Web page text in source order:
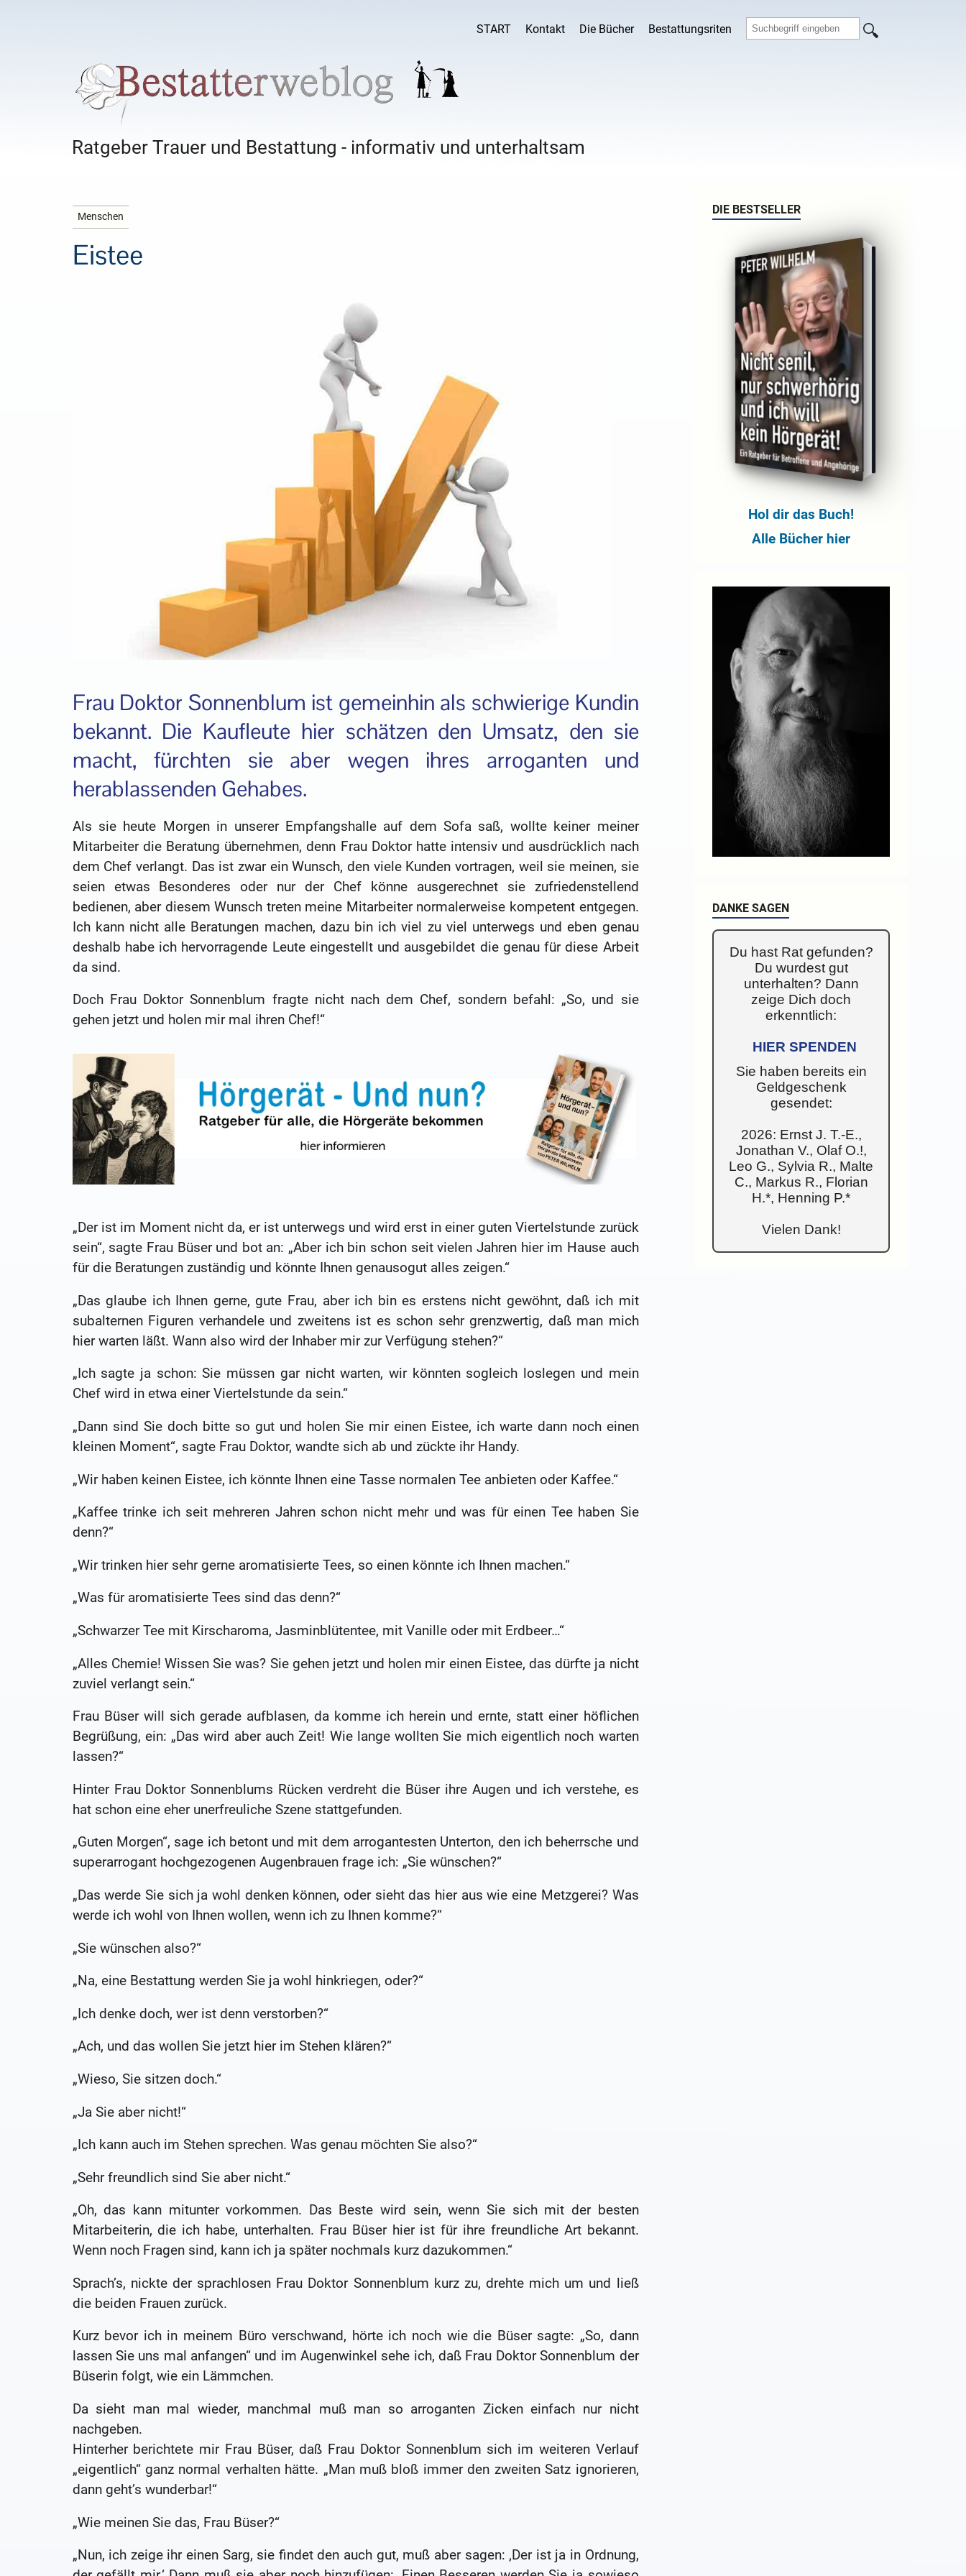
START Kontakt Die Bücher Bestattungsriten
Ratgeber Trauer und Bestattung - informativ und unterhaltsam
Menschen
Eistee
Frau Doktor Sonnenblum ist gemeinhin als schwierige Kundin
bekannt. Die Kaufleute hier schätzen den Umsatz, den sie
macht, fürchten sie aber wegen ihres arroganten und
herablassenden Gehabes.
Als sie heute Morgen in unserer Empfangshalle auf dem Sofa saß, wollte keiner meiner
Mitarbeiter die Beratung übernehmen, denn Frau Doktor hatte intensiv und ausdrücklich nach
dem Chef verlangt. Das ist zwar ein Wunsch, den viele Kunden vortragen, weil sie meinen, sie
seien etwas Besonderes oder nur der Chef könne ausgerechnet sie zufriedenstellend
bedienen, aber diesem Wunsch treten meine Mitarbeiter normalerweise kompetent entgegen.
Ich kann nicht alle Beratungen machen, dazu bin ich viel zu viel unterwegs und eben genau
deshalb habe ich hervorragende Leute eingestellt und ausgebildet die genau für diese Arbeit
da sind.
Doch Frau Doktor Sonnenblum fragte nicht nach dem Chef, sondern befahl: „So, und sie
gehen jetzt und holen mir mal ihren Chef!“
„Der ist im Moment nicht da, er ist unterwegs und wird erst in einer guten Viertelstunde zurück
sein“, sagte Frau Büser und bot an: „Aber ich bin schon seit vielen Jahren hier im Hause auch
für die Beratungen zuständig und könnte Ihnen genausogut alles zeigen.“
„Das glaube ich Ihnen gerne, gute Frau, aber ich bin es erstens nicht gewöhnt, daß ich mit
subalternen Figuren verhandele und zweitens ist es schon sehr grenzwertig, daß man mich
hier warten läßt. Wann also wird der Inhaber mir zur Verfügung stehen?“
„Ich sagte ja schon: Sie müssen gar nicht warten, wir könnten sogleich loslegen und mein
Chef wird in etwa einer Viertelstunde da sein.“
„Dann sind Sie doch bitte so gut und holen Sie mir einen Eistee, ich warte dann noch einen
kleinen Moment“, sagte Frau Doktor, wandte sich ab und zückte ihr Handy.
„Wir haben keinen Eistee, ich könnte Ihnen eine Tasse normalen Tee anbieten oder Kaffee.“
„Kaffee trinke ich seit mehreren Jahren schon nicht mehr und was für einen Tee haben Sie
denn?“
„Wir trinken hier sehr gerne aromatisierte Tees, so einen könnte ich Ihnen machen.“
„Was für aromatisierte Tees sind das denn?“
„Schwarzer Tee mit Kirscharoma, Jasminblütentee, mit Vanille oder mit Erdbeer…“
„Alles Chemie! Wissen Sie was? Sie gehen jetzt und holen mir einen Eistee, das dürfte ja nicht
zuviel verlangt sein.“
Frau Büser will sich gerade aufblasen, da komme ich herein und ernte, statt einer höflichen
Begrüßung, ein: „Das wird aber auch Zeit! Wie lange wollten Sie mich eigentlich noch warten
lassen?“
Hinter Frau Doktor Sonnenblums Rücken verdreht die Büser ihre Augen und ich verstehe, es
hat schon eine eher unerfreuliche Szene stattgefunden.
„Guten Morgen“, sage ich betont und mit dem arrogantesten Unterton, den ich beherrsche und
superarrogant hochgezogenen Augenbrauen frage ich: „Sie wünschen?“
„Das werde Sie sich ja wohl denken können, oder sieht das hier aus wie eine Metzgerei? Was
werde ich wohl von Ihnen wollen, wenn ich zu Ihnen komme?“
„Sie wünschen also?“
„Na, eine Bestattung werden Sie ja wohl hinkriegen, oder?“
„Ich denke doch, wer ist denn verstorben?“
„Ach, und das wollen Sie jetzt hier im Stehen klären?“
„Wieso, Sie sitzen doch.“
„Ja Sie aber nicht!“
„Ich kann auch im Stehen sprechen. Was genau möchten Sie also?“
„Sehr freundlich sind Sie aber nicht.“
„Oh, das kann mitunter vorkommen. Das Beste wird sein, wenn Sie sich mit der besten
Mitarbeiterin, die ich habe, unterhalten. Frau Büser hier ist für ihre freundliche Art bekannt.
Wenn noch Fragen sind, kann ich ja später nochmals kurz dazukommen.“
Sprach’s, nickte der sprachlosen Frau Doktor Sonnenblum kurz zu, drehte mich um und ließ
die beiden Frauen zurück.
Kurz bevor ich in meinem Büro verschwand, hörte ich noch wie die Büser sagte: „So, dann
lassen Sie uns mal anfangen“ und im Augenwinkel sehe ich, daß Frau Doktor Sonnenblum der
Büserin folgt, wie ein Lämmchen.
Da sieht man mal wieder, manchmal muß man so arroganten Zicken einfach nur nicht
nachgeben.
Hinterher berichtete mir Frau Büser, daß Frau Doktor Sonnenblum sich im weiteren Verlauf
„eigentlich“ ganz normal verhalten hätte. „Man muß bloß immer den zweiten Satz ignorieren,
dann geht’s wunderbar!“
„Wie meinen Sie das, Frau Büser?“
„Nun, ich zeige ihr einen Sarg, sie findet den auch gut, muß aber sagen: ‚Der ist ja in Ordnung,
DIE BESTSELLER
Hol dir das Buch!
Alle Bücher hier
DANKE SAGEN
Du hast Rat gefunden?
Du wurdest gut
unterhalten? Dann
zeige Dich doch
erkenntlich:
HIER SPENDEN
Sie haben bereits ein
Geldgeschenk
gesendet:
2026: Ernst J. T.-E.,
Jonathan V., Olaf O.!,
Leo G., Sylvia R., Malte
C., Markus R., Florian
H.*, Henning P.*
Vielen Dank!